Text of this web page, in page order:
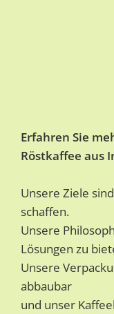
Erfahren Sie
Röstkaffee aus
Unsere Ziele
schaffen.
Unsere
Lösungen zu
Unsere
abbaubar
und unser